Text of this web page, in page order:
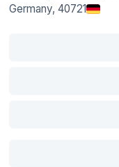
Germany, 40721